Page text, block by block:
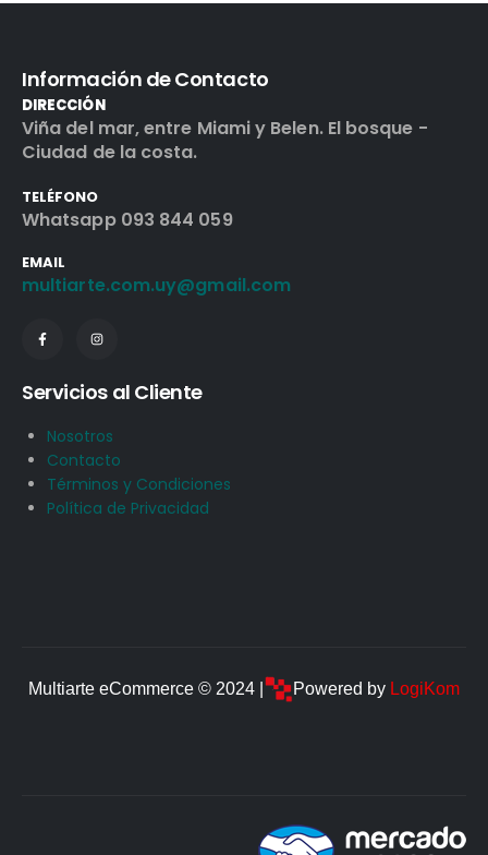
Información de Contacto
DIRECCIÓN
Viña del mar, entre Miami y Belen. El bosque -
Ciudad de la costa.
TELÉFONO
Whatsapp 093 844 059
EMAIL
multiarte.com.uy@gmail.com
Servicios al Cliente
Nosotros
Contacto
Términos y Condiciones
Política de Privacidad
Multiarte eCommerce © 2024 | Powered by LogiKom